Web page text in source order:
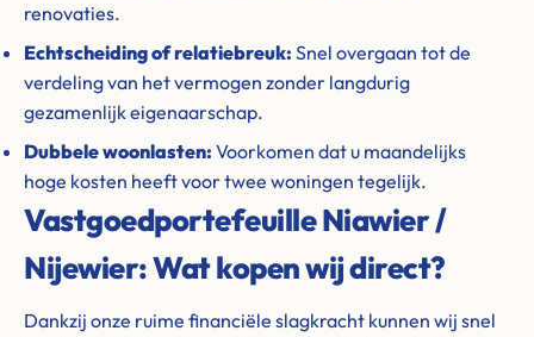
renovaties.
Echtscheiding of relatiebreuk: Snel overgaan tot de
verdeling van het vermogen zonder langdurig
gezamenlijk eigenaarschap.
Dubbele woonlasten: Voorkomen dat u maandelijks
hoge kosten heeft voor twee woningen tegelijk.
Vastgoedportefeuille Niawier /
Nijewier: Wat kopen wij direct?
Dankzij onze ruime financiële slagkracht kunnen wij snel